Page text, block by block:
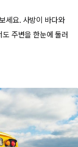
세요. 사방이 바다와
주변을 한눈에 둘러